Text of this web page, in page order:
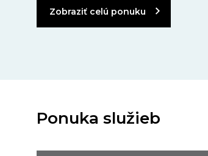
Zobraziť celú ponuku
Ponuka služieb